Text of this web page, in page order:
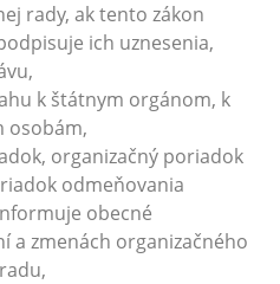
rady, ak tento zákon
ich uznesenia,
k štátnym orgánom, k
osobám,
organizačný poriadok
odmeňovania
obecné
a zmenách organizačného